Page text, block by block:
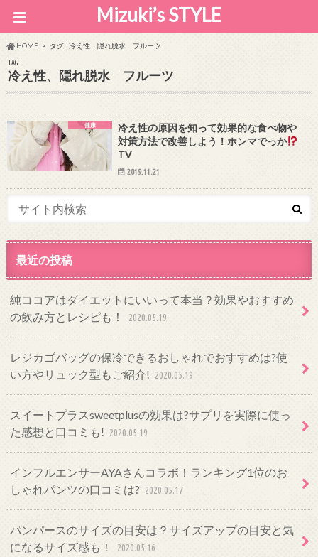
Mizuki’s STYLE
HOME タグ : 冷え性、隠れ脱水 フルーツ
TAG
冷え性、隠れ脱水 フルーツ
健康
冷え性の原因を知って効果的な食べ物や
対策方法で改善しよう！ホンマでっか
TV
2019.11.21
最近の投稿
純ココアはダイエットにいいって本当？効果やおすすめ
の飲み方とレシピも！
2020.05.19
レジカゴバッグの保冷できるおしゃれでおすすめは?使
い方やリュック型もご紹介!
2020.05.19
スイートプラスsweetplusの効果は?サプリを実際に使っ
た感想と口コミも!
2020.05.19
インフルエンサーAYAさんコラボ！ランキング1位のお
しゃれパンツの口コミは? 2020.05.17
パンパースのサイズの目安は？サイズアップの目安と気
になるサイズ感も！
2020.05.16